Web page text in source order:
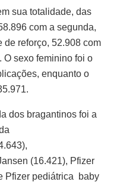
sua totalidade, das
com a segunda,
de reforço, 52.908 com
O sexo feminino foi o
enquanto o
dos bragantinos foi a
(16.421), Pfizer
Pfizer pediátrica baby